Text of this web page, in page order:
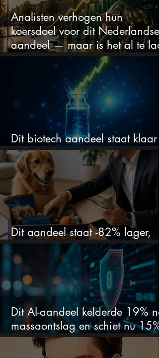
Analisten verhogen hun
koersdoel voor dit Nederlandse
aandeel — maar is het al te laat
om in te stappen?
Dit biotech aandeel staat klaar
voor een flinke rally
Dit aandeel staat -82% lager,
terwijl het bedrijf gewoon groeit
Dit AI-aandeel kelderde 19% na
massaontslag en schiet nu 15%
omhoog